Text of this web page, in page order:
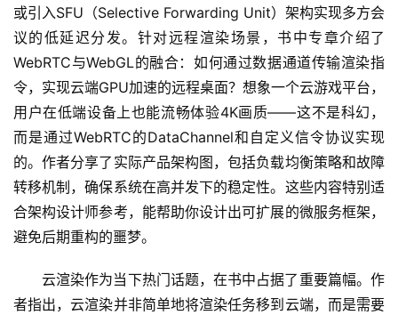
量
化
绘
梦
逆
熵
绘
梦
绘
或引入SFU（Selective Forwarding Unit）架构实现多方会
议的低延迟分发。针对远程渲染场景，书中专章介绍了
WebRTC与WebGL的融合：如何通过数据通道传输渲染指
令，实现云端GPU加速的远程桌面？想象一个云游戏平台，
用户在低端设备上也能流畅体验4K画质——这不是科幻，
而是通过WebRTC的DataChannel和自定义信令协议实现
的。作者分享了实际产品架构图，包括负载均衡策略和故障
转移机制，确保系统在高并发下的稳定性。这些内容特别适
合架构设计师参考，能帮助你设计出可扩展的微服务框架，
避免后期重构的噩梦。
云渲染作为当下热门话题，在书中占据了重要篇幅。作
者指出，云渲染并非简单地将渲染任务移到云端，而是需要